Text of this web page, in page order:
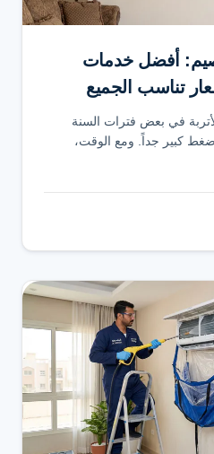
أفضل خدمات
تناسب الجميع
في بعض فترات السنة
كبير جداً. ومع الوقت،